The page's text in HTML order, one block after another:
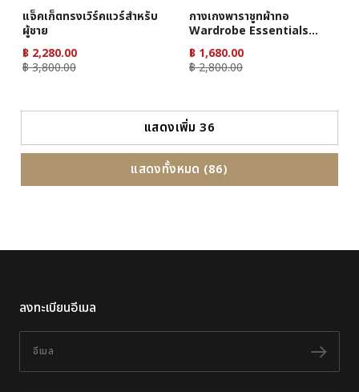
แจ็คเก็ตทรงเวิร์คแวร์สำหรับ
ผู้ชาย
฿ 2,280.00
฿ 3,800.00
กางเกงพาราชูทผ้าทอ
Wardrobe Essentials
สำหรับผู้หญิง
฿ 1,680.00
฿ 2,800.00
แสดงเพิ่ม 36
แสดงทั้งหมด (86)
ลงทะเบียนอีเมล
ติดต